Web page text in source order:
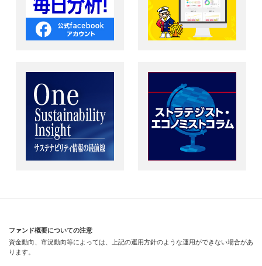
ファンド概要についての注意
資金動向、市況動向等によっては、上記の運用方針のような運用ができない場合があ
ります。